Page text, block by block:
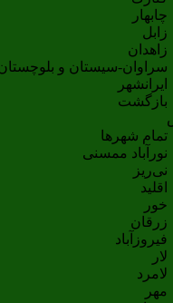
چابهار
زابل
زاهدان
سراوان-سيستان و بلوچستان
ايرانشهر
بازگشت
تمام شهر‌ها
نورآباد ممسنی
نی‌ریز
اقلید
خور
زرقان
فیروزآباد
لار
لامرد
مهر